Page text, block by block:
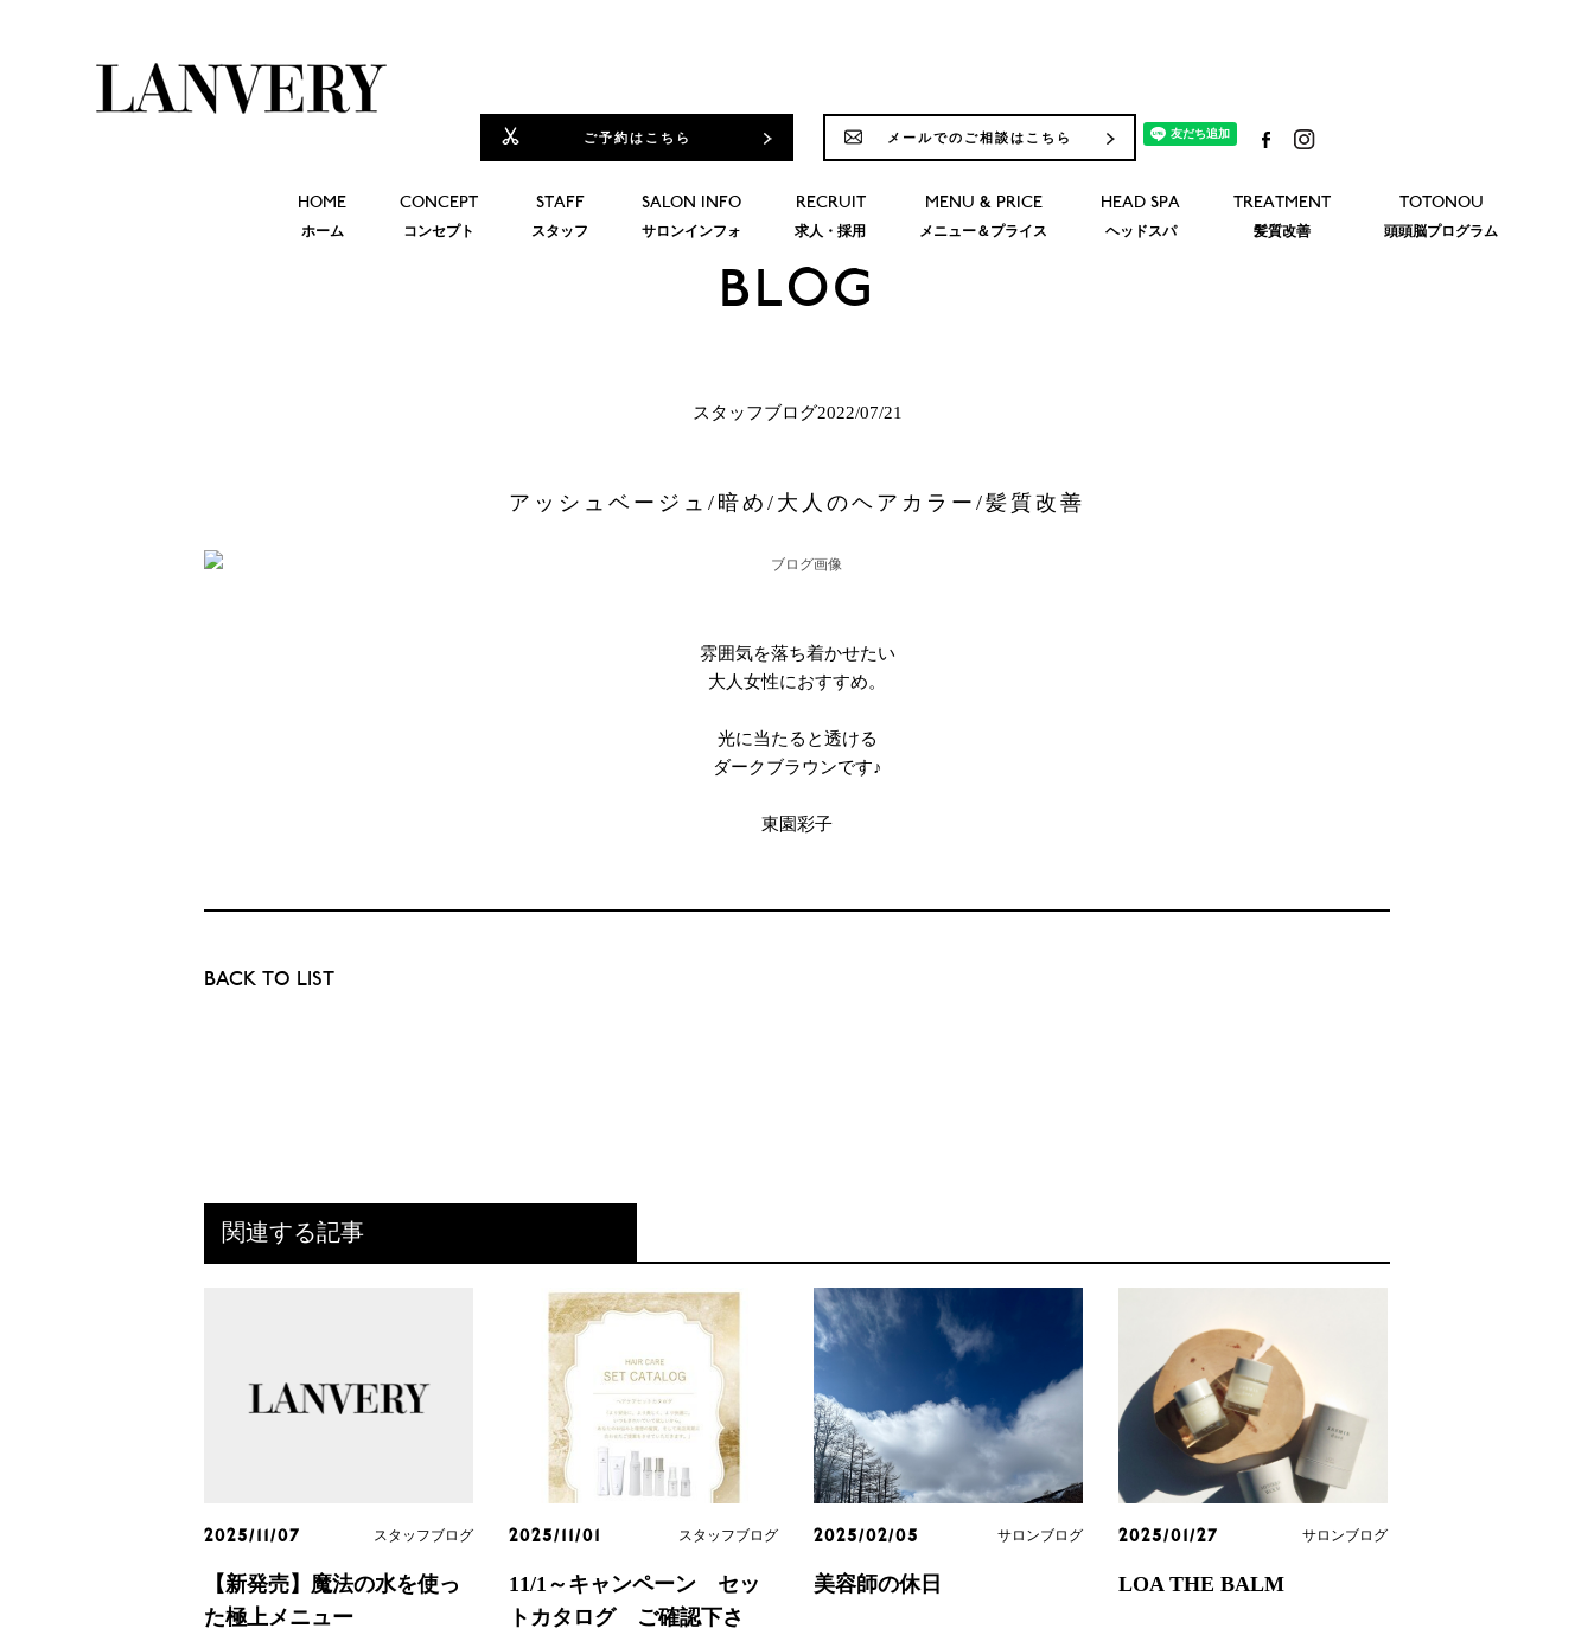
ご予約はこちら メールでのご相談はこちら
HOME
ホーム
CONCEPT
コンセプト
STAFF
スタッフ
SALON INFO
サロンインフォ
RECRUIT
求人・採用
MENU & PRICE
メニュー＆プライス
HEAD SPA
ヘッドスパ
TREATMENT
髪質改善
TOTONOU
頭頭脳プログラム
BLOG
スタッフブログ2022/07/21
アッシュベージュ/暗め/大人のヘアカラー/髪質改善
雰囲気を落ち着かせたい
大人女性におすすめ。
光に当たると透ける
ダークブラウンです♪
東園彩子
BACK TO LIST
関連する記事
2025/11/07 スタッフブログ
【新発売】魔法の水を使っ
た極上メニュー
2025/11/01 スタッフブログ
11/1～キャンペーン セッ
トカタログ ご確認下さ
2025/02/05 サロンブログ
美容師の休日
2025/01/27 サロンブログ
LOA THE BALM